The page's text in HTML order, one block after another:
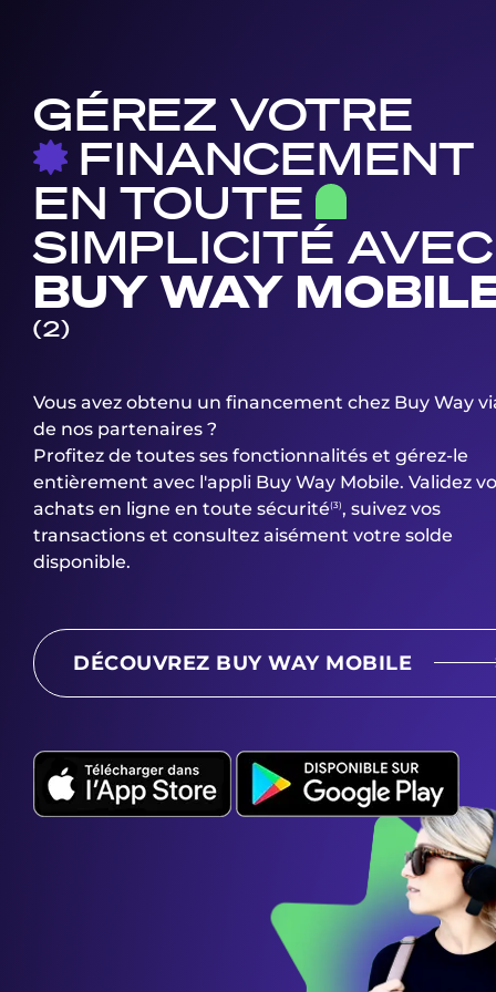
GÉREZ VOTRE
FINANCEMENT
ENTOUTE
SIMPLICITÉ AVEC
BUY WAY
(2)
Vous avez obtenu un financement chez Buy Way
de nos partenaires ?
Profitez de toutes ses fonctionnalités et gérez-le
entièrement avec l'appli Buy Way Mobile. Validez
achats en ligne en toute sécurité(3) , suivez vos
transactions et consultez aisément votre solde
disponible.
DÉCOUVREZ BUY WAY MOBILE